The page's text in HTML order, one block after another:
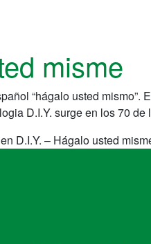
misme
“hágalo usted
D.I.Y. surge en los 70 de
en D.I.Y. – Hágalo usted